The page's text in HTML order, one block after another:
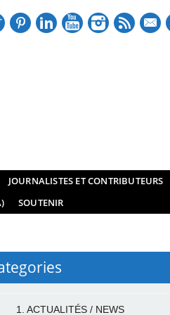
mail
JOURNALISTES ET CONTRIBUTEURS
SOUTENIR
1. ACTUALITÉS / NEWS